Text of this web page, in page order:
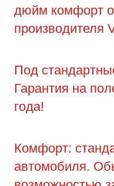
дюйм комфорт
производителя
Под
Гарантия на
года!
Комфорт:
автомобиля.